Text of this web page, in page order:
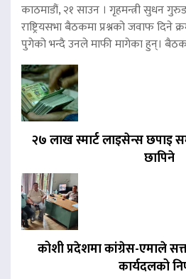
काठमाडौं, २१ साउन । गृहमन्त्री सुधन
राष्ट्रियसभा बैठकमा प्रश्नको जवाफ दिने
पुगेको भन्दै उनले माफी मागेका हुन्।
२७ लाख स्मार्ट लाइसेन्स छपाइ
छापिने
कोशी प्रदेशमा कांग्रेस-एमाले
कार्यदलको